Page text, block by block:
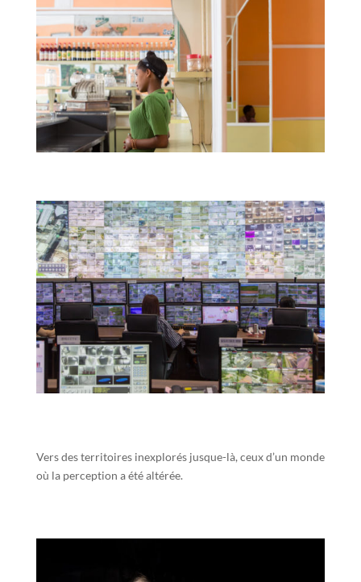
Vers des territoires inexplorés jusque-là, ceux d’un monde
où la perception a été altérée.